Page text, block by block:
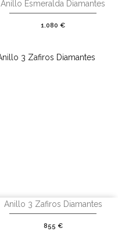
Anillo Esmeralda Diamantes
Precio
1.080 €
Anillo 3 Zafiros Diamantes
Precio
855 €